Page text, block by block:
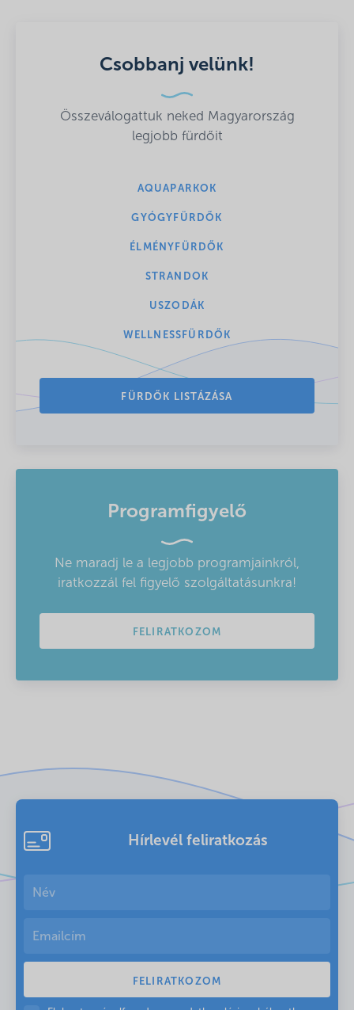
Csobbanj velünk!
Összeválogattuk neked Magyarország
legjobb fürdőit
AQUAPARKOK
GYÓGYFÜRDŐK
ÉLMÉNYFÜRDŐK
STRANDOK
USZODÁK
WELLNESSFÜRDŐK
FÜRDŐK LISTÁZÁSA
Programfigyelő
Ne maradj le a legjobb programjainkról,
iratkozzál fel figyelő szolgáltatásunkra!
FELIRATKOZOM
Hírlevél feliratkozás